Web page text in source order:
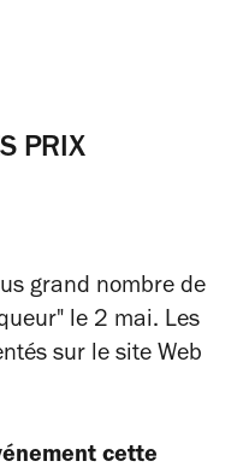
PRIX
grand nombre de
le 2 mai. Les
sur le site Web
cette